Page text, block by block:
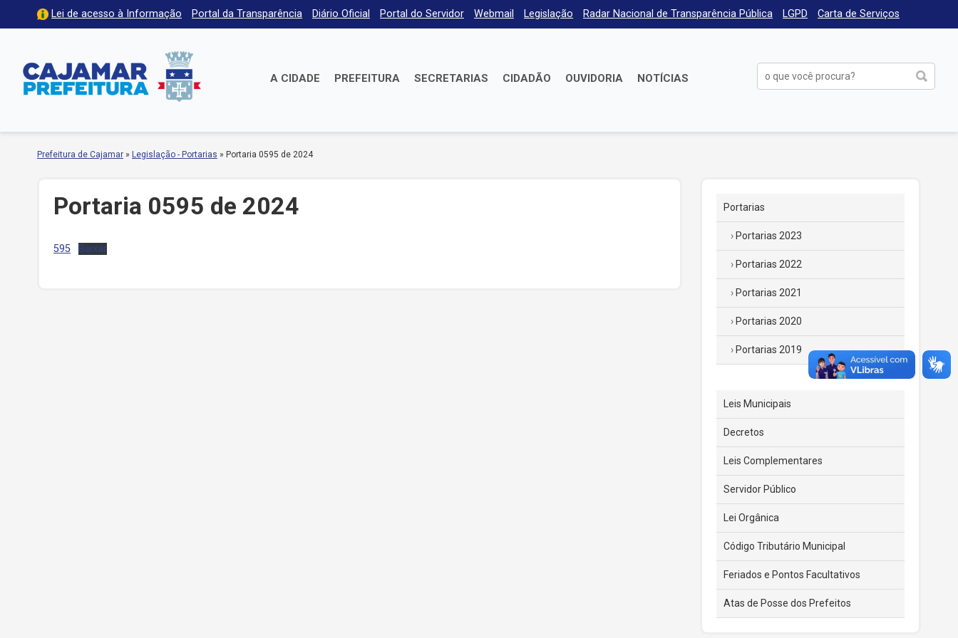
Lei de acesso à Informação Portal da Transparência Diário Oficial Portal do Servidor Webmail Legislação Radar Nacional de Transparência Pública LGPD Carta de Serviços
A CIDADE PREFEITURA SECRETARIAS CIDADÃO OUVIDORIA NOTÍCIAS
Prefeitura de Cajamar » Legislação - Portarias » Portaria 0595 de 2024
Portaria 0595 de 2024
595 Baixar
Portarias
Portarias 2023
Portarias 2022
Portarias 2021
Portarias 2020
Portarias 2019
Leis Municipais
Decretos
Leis Complementares
Servidor Público
Lei Orgânica
Código Tributário Municipal
Feriados e Pontos Facultativos
Atas de Posse dos Prefeitos